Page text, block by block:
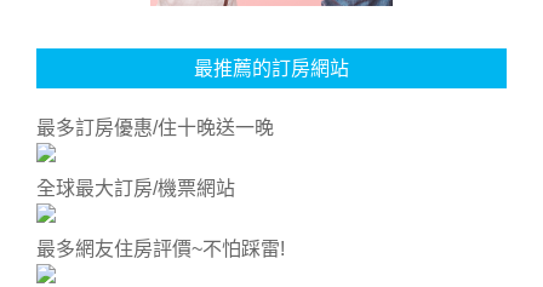
最推薦的訂房網站
最多訂房優惠/住十晚送一晚
全球最大訂房/機票網站
最多網友住房評價~不怕踩雷!